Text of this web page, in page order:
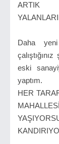
ARTIK
Daha
eski
yaptım.
HER